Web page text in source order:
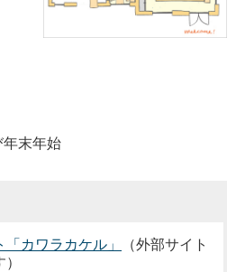
年末年始
カワラカケル」
（外部サイト